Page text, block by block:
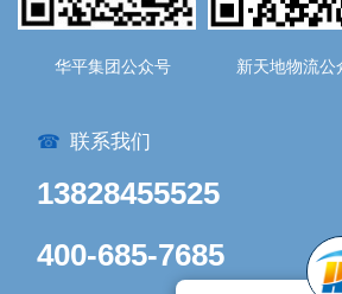
华平集团公众号 新天地物流公
☎ 联系我们
13828455525
400-685-7685